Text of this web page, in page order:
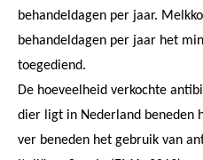
behandeldagen per jaar.
behandeldagen per jaar het
toegediend.
De hoeveelheid verkochte
dier ligt in Nederland beneden
ver beneden het gebruik van